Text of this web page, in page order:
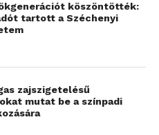
köszöntötték:
tartott a Széchenyi
zajszigetelésű
mutat be a színpadi